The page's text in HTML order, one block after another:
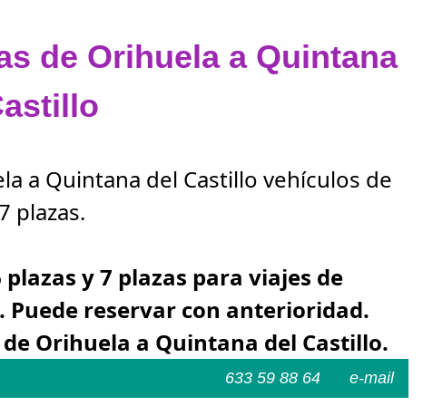
de Orihuela a Quintana
a Quintana del Castillo vehículos de
plazas.
y 7 plazas para viajes de
reservar con anterioridad.
Orihuela a Quintana del Castillo.
e-mail
633 59 88 64